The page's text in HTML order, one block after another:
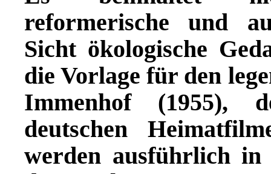
reformerische und
Sicht ökologische
die Vorlage für den
Immenhof (1955),
deutschen
werden ausführlich